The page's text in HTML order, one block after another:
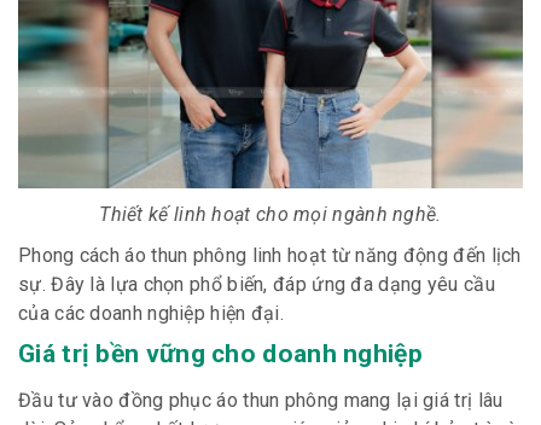
Thiết kế linh hoạt cho mọi ngành nghề.
Phong cách áo thun phông linh hoạt từ năng động đến lịch
sự. Đây là lựa chọn phổ biến, đáp ứng đa dạng yêu cầu
của các doanh nghiệp hiện đại.
Giá trị bền vững cho doanh nghiệp
Đầu tư vào đồng phục áo thun phông mang lại giá trị lâu